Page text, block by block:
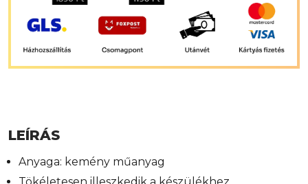
LEÍRÁS
Anyaga: kemény műanyag
Tökéletesen illeszkedik a készülékhez